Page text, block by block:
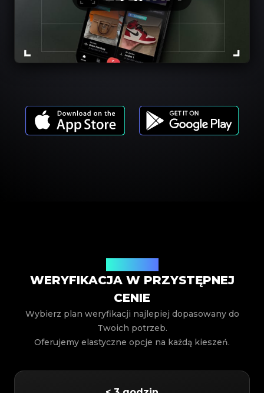
WERYFIKACJA W PRZYSTĘPNEJ
CENIE
Wybierz plan weryfikacji najlepiej dopasowany do
Twoich potrzeb.
Oferujemy elastyczne opcje na każdą kieszeń.